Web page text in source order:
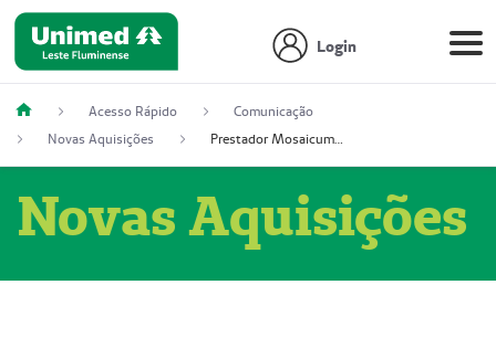
Login
Acesso Rápido
Comunicação
Novas Aquisições
Prestador Mosaicum Espaço Clínico Eireli (51004355-5)
Novas Aquisições